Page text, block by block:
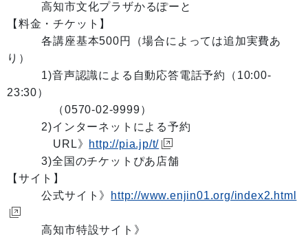
高知市文化プラザかるぽーと
【料金・チケット】
各講座基本500円（場合によっては追加実費あ
り）
1)音声認識による自動応答電話予約（10:00-
23:30）
（0570-02-9999）
2)インターネットによる予約
URL》 http://pia.jp/t/
3)全国のチケットぴあ店舗
【サイト】
公式サイト》
http://www.enjin01.org/index2.html
高知市特設サイト》